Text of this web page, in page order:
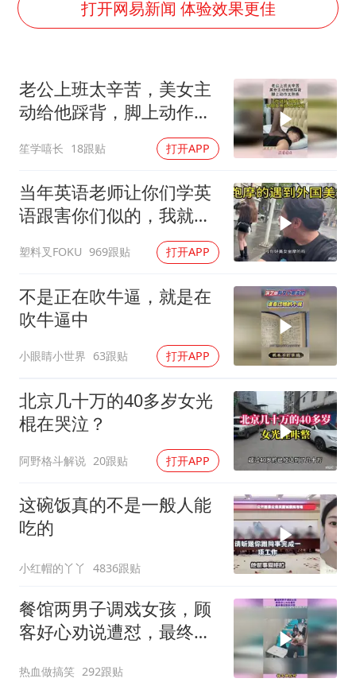
男子出狱前8天被改判死缓
四预警齐发！双台风影响多个海域
华为新款折叠屏电脑24999元起
坚持党全面领导和党中央集中统一领导
打开网易新闻 体验效果更佳
老公上班太辛苦，美女主
动给他踩背，脚上动作太
笙学嘻长 18跟贴 打开APP
当年英语老师让你们学英
语跟害你们似的，我就是
塑料叉FOKU 969跟贴 打开APP
不是正在吹牛逼，就是在
吹牛逼中
小眼睛小世界 63跟贴 打开APP
北京几十万的40多岁女光
棍在哭泣？
阿野格斗解说 20跟贴 打开APP
这碗饭真的不是一般人能
吃的
小红帽的丫丫 4836跟贴
餐馆两男子调戏女孩，顾
客好心劝说遭怼，最终爆
热血做搞笑 292跟贴